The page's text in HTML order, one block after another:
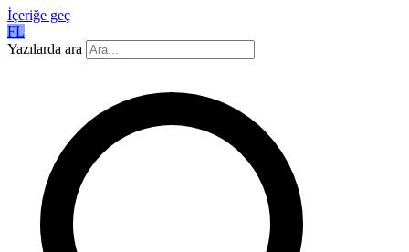
İçeriğe geç
FL
Yazılarda ara